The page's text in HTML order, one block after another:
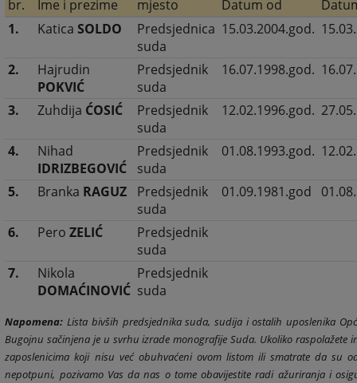
br.
Ime i prezime
mjesto
Datum od
1.
KaticaSOLDO
Predsjednica
suda
15.03.2004.god.
2.
Hajrudin
POKVIĆ
Predsjednik
suda
16.07.1998.god.
3. Zuhdija ĆOSIĆ
Predsjednik
suda
12.02.1996.god.
4.
Nihad
IDRIZBEGOVIĆ
Predsjednik
suda
01.08.1993.god.
5. Branka RAGUZ
Predsjednik
suda
01.09.1981.god
6. PeroZELIĆ
Predsjednik
suda
7.
Nikola
DOMAĆINOVIĆ
Predsjednik
suda
Napomena: Lista bivših predsjednika suda, sudija i ostalih uposlenika
Bugojnu sačinjena je u svrhu izrade monografije Suda. Ukoliko raspolažete
zaposlenicima koji nisu već obuhvaćeni ovom listom ili smatrate da su
nepotpuni, pozivamo Vas da nas o tome obavijestite radi ažuriranja i